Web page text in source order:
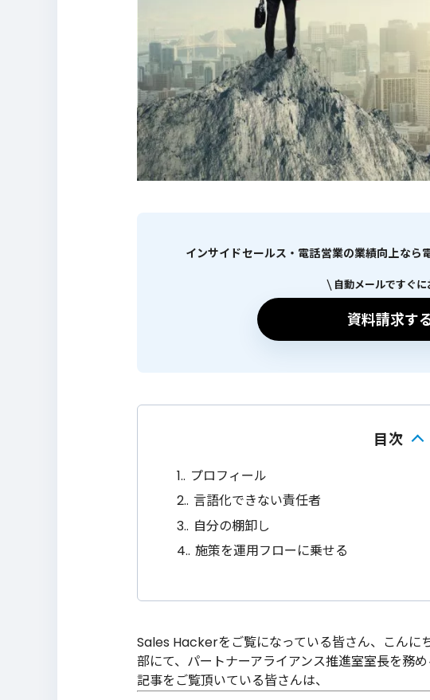
インサイドセールス・電話営業の業績向上なら
自動メールですぐに
資料請求す
目次
1. プロフィール
2. 言語化できない責任者
3. 自分の棚卸し
4. 施策を運用フローに乗せる
Sales Hackerをご覧になっている皆さん、こん
部にて、パートナーアライアンス推進室室長を務
記事をご覧頂いている皆さんは、